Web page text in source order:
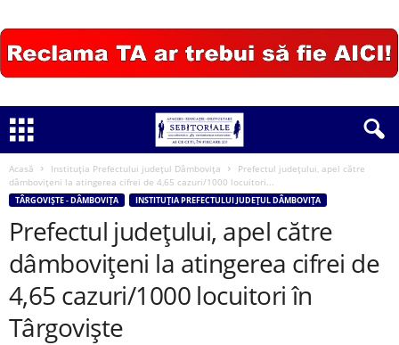
Acasă Instituția Prefectului județul Dâmbovița
Prefectul județului, apel către
dâmbovițeni la atingerea cifrei de 4,65 cazuri/1000 locuitori...
TÂRGOVIȘTE - DÂMBOVIȚA INSTITUȚIA PREFECTULUI JUDEȚUL DÂMBOVIȚA
Prefectul județului, apel către
dâmbovițeni la atingerea cifrei de
4,65 cazuri/1000 locuitori în
Târgoviște